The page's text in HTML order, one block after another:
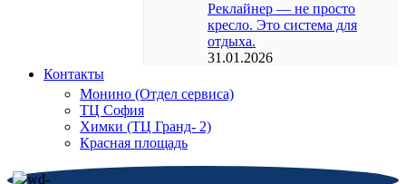
Реклайнер — не просто
кресло. Это система для
отдыха.
31.01.2026
Контакты
Монино (Отдел сервиса)
ТЦ София
Химки (ТЦ Гранд- 2)
Красная площадь